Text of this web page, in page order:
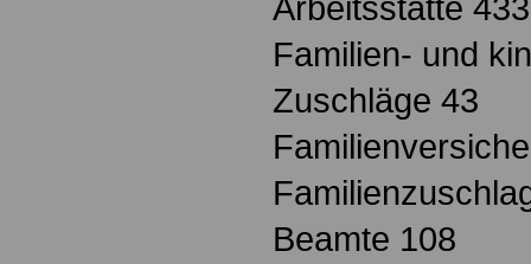
Arbeitsstätte 433
Familien- und
Zuschläge 43
Beamte 108